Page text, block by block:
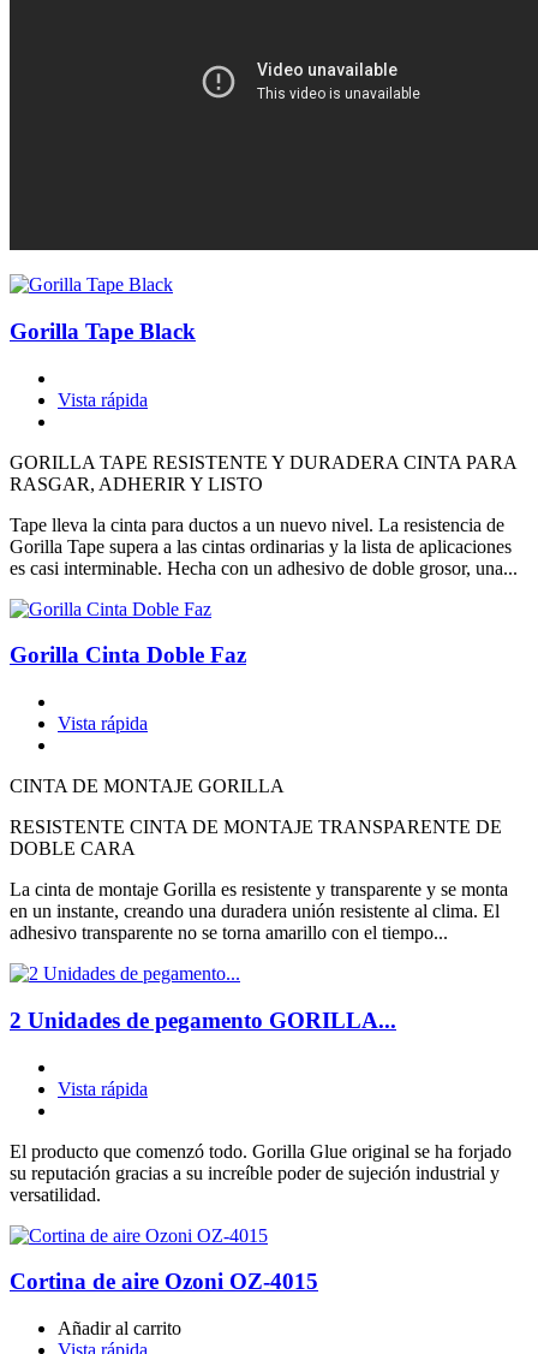
Gorilla Tape Black
Vista rápida
GORILLA TAPE RESISTENTE Y DURADERA CINTA PARA
RASGAR, ADHERIR Y LISTO
Tape lleva la cinta para ductos a un nuevo nivel. La resistencia de
Gorilla Tape supera a las cintas ordinarias y la lista de aplicaciones
es casi interminable. Hecha con un adhesivo de doble grosor, una...
Gorilla Cinta Doble Faz
Vista rápida
CINTA DE MONTAJE GORILLA
RESISTENTE CINTA DE MONTAJE TRANSPARENTE DE
DOBLE CARA
La cinta de montaje Gorilla es resistente y transparente y se monta
en un instante, creando una duradera unión resistente al clima. El
adhesivo transparente no se torna amarillo con el tiempo...
2 Unidades de pegamento GORILLA...
Vista rápida
El producto que comenzó todo. Gorilla Glue original se ha forjado
su reputación gracias a su increíble poder de sujeción industrial y
versatilidad.
Cortina de aire Ozoni OZ-4015
Añadir al carrito
Vista rápida